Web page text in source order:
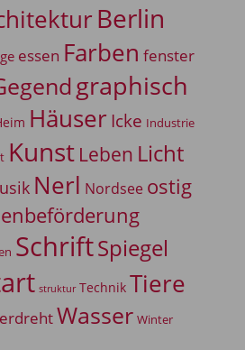
Berlin
essen Farben fenster
graphisch
Häuser Icke Industrie
Kunst Leben Licht
Nerl Nordsee ostig
SchriftSpiegel
struktur Technik Tiere
Wasser Winter